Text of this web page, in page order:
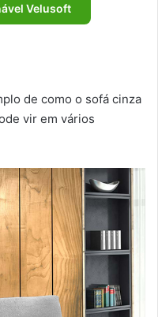
Velusoft
de como o sofá cinza
vir em vários